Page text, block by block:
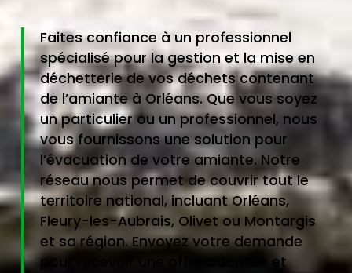
Faites confiance à un professionnel
spécialisé pour la gestion et la mise en
déchetterie de vos déchets contenant
de l’amiante à Orléans. Que vous soyez
un particulier ou un professionnel, nous
vous fournissons une solution pour
l’évacuation de votre amiante. Notre
réseau nous permet de couvrir tout le
territoire national, incluant Orléans,
Fleury-les-Aubrais, Olivet ou Montargis
et sa région. Envoyez votre demande
pour recevoir une offre adaptée et